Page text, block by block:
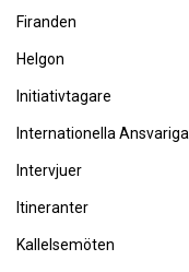
Firanden
Helgon
Initiativtagare
Internationella Ansvariga
Intervjuer
Itineranter
Kallelsemöten